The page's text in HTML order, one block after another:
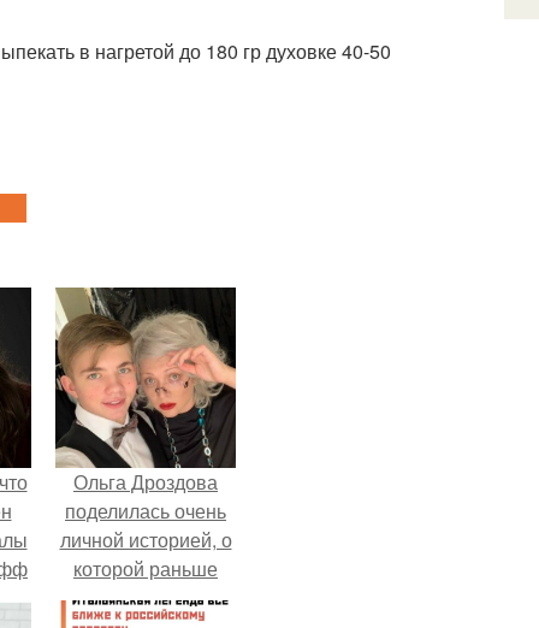
в нагретой до 180 гр духовке 40-50
Ольга Дроздова
поделилась очень
личной историей, о
которой раньше
почти не говорила.